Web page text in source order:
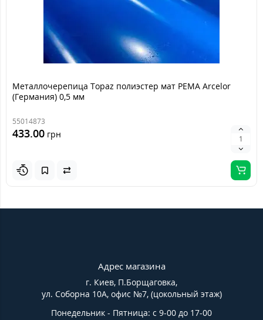
Металлочерепица Topaz полиэстер мат PEMA Arcelor
(Германия) 0,5 мм
55014873
433.00 грн
Адрес магазина
г. Киев, П.Борщаговка,
ул. Соборна 10А, офис №7, (цокольный этаж)
Понедельник - Пятница: с 9-00 до 17-00